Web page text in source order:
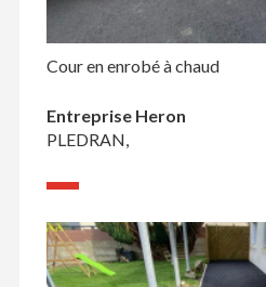
Cour en enrobé à chaud
Entreprise Heron
PLEDRAN,